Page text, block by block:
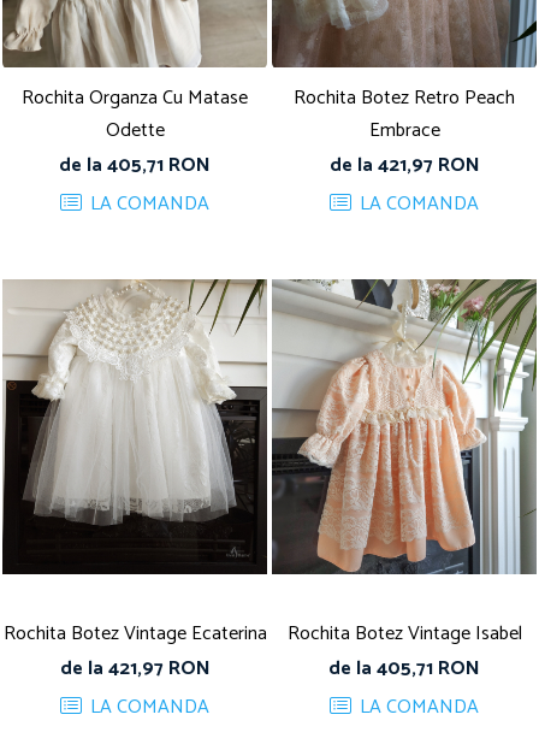
Rochita Organza Cu Matase
Odette
de la 405,71 RON
LA COMANDA
Rochita Botez Retro Peach
Embrace
de la 421,97 RON
LA COMANDA
Rochita Botez Vintage Ecaterina
de la 421,97 RON
LA COMANDA
Rochita Botez Vintage Isabel
de la 405,71 RON
LA COMANDA